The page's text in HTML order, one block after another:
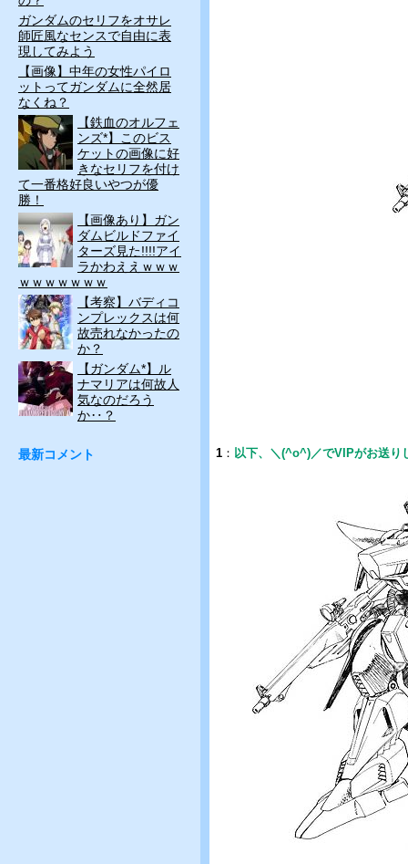
1 ： 以下、＼(^o^)／でVIPがお送り
ガンダムのセリフをオサレ
師匠風なセンスで自由に表
現してみよう
【画像】中年の女性パイロ
ットってガンダムに全然居
なくね？
【鉄血のオルフェ
ンズ*】このビス
ケットの画像に好
きなセリフを付け
て一番格好良いやつが優
勝！
【画像あり】ガン
ダムビルドファイ
ターズ見た!!!!アイ
ラかわええｗｗｗ
ｗｗｗｗｗｗｗ
【考察】バディコ
ンプレックスは何
故売れなかったの
か？
【ガンダム*】ル
ナマリアは何故人
気なのだろう
か‥？
最新コメント